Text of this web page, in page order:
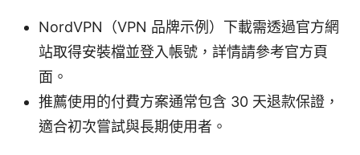
NordVPN（VPN 品牌示例）下載需透過官方網
站取得安裝檔並登入帳號，詳情請參考官方頁
面。
推薦使用的付費方案通常包含 30 天退款保證，
適合初次嘗試與長期使用者。